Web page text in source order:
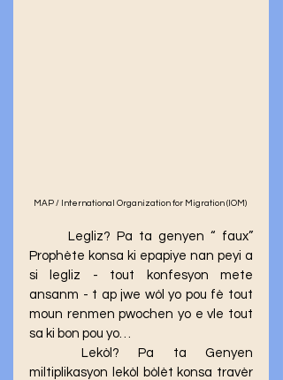
MAP / International Organization for Migration (IOM)
Prophète konsa ki epapiye nan peyi a
si legliz - tout konfesyon mete
ansanm - t ap jwe wól yo pou fè tout
moun renmen pwochen yo e vle tout
sa ki bon pou yo…
miltiplikasyon lekòl bòlèt konsa travèr